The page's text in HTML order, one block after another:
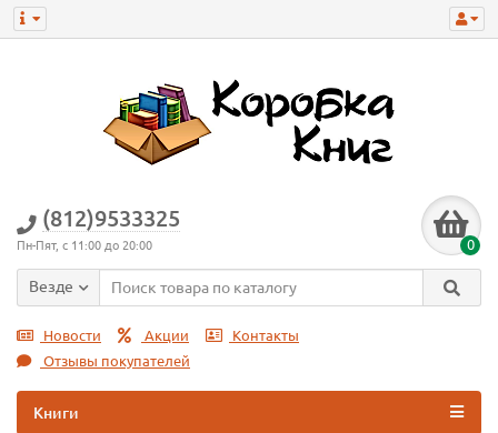
(812)9533325
Пн-Пят, с 11:00 до 20:00 0
Везде
Новости Акции
Контакты
Отзывы покупателей
Книги